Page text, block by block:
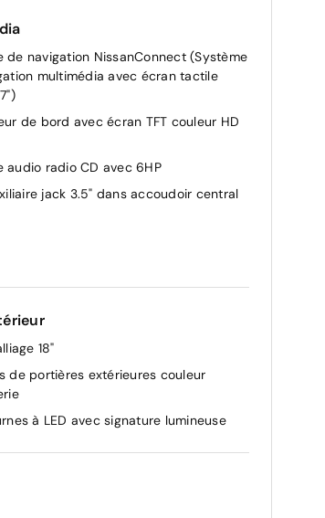
de navigation NissanConnect (Système
multimédia avec écran tactile
de bord avec écran TFT couleur HD
audio radio CD avec 6HP
jack 3.5" dans accoudoir central
18"
de portières extérieures couleur
à LED avec signature lumineuse